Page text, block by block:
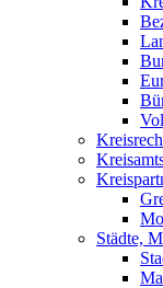
Städte,